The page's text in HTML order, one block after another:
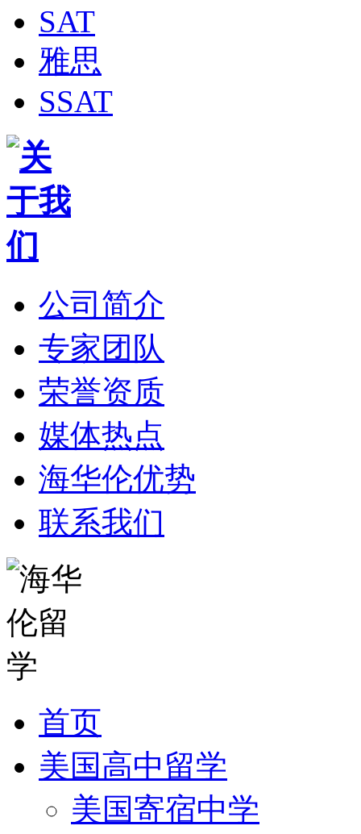
SAT
雅思
SSAT
公司简介
专家团队
荣誉资质
媒体热点
海华伦优势
联系我们
首页
美国高中留学
美国寄宿中学